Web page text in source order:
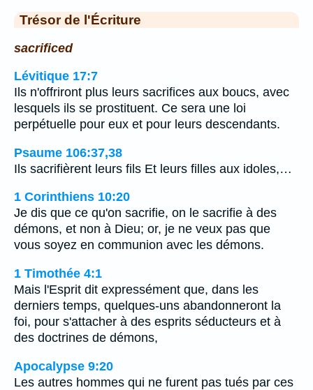
Trésor de l'Écriture
sacrificed
Lévitique 17:7
Ils n'offriront plus leurs sacrifices aux boucs, avec
lesquels ils se prostituent. Ce sera une loi
perpétuelle pour eux et pour leurs descendants.
Psaume 106:37,38
Ils sacrifièrent leurs fils Et leurs filles aux idoles,…
1 Corinthiens 10:20
Je dis que ce qu'on sacrifie, on le sacrifie à des
démons, et non à Dieu; or, je ne veux pas que
vous soyez en communion avec les démons.
1 Timothée 4:1
Mais l'Esprit dit expressément que, dans les
derniers temps, quelques-uns abandonneront la
foi, pour s'attacher à des esprits séducteurs et à
des doctrines de démons,
Apocalypse 9:20
Les autres hommes qui ne furent pas tués par ces